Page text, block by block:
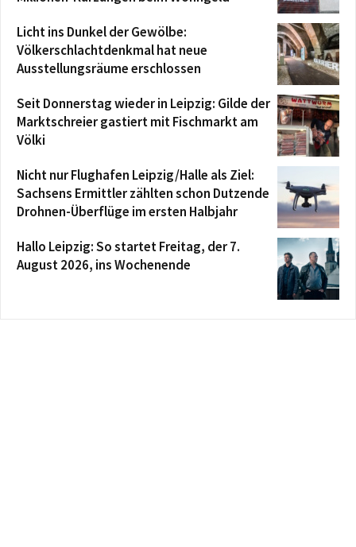
Licht ins Dunkel der Gewölbe:
Völkerschlachtdenkmal hat neue
Ausstellungsräume erschlossen
Seit Donnerstag wieder in Leipzig: Gilde der
Marktschreier gastiert mit Fischmarkt am
Völki
Nicht nur Flughafen Leipzig/Halle als Ziel:
Sachsens Ermittler zählten schon Dutzende
Drohnen-Überflüge im ersten Halbjahr
Hallo Leipzig: So startet Freitag, der 7.
August 2026, ins Wochenende